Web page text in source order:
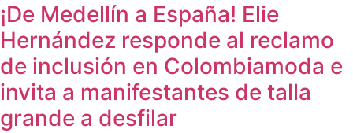
¡De Medellín a España! Elie
Hernández responde al reclamo
de inclusión en Colombiamoda e
invita a manifestantes de talla
grande a desfilar